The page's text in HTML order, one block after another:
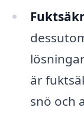
är
snö och